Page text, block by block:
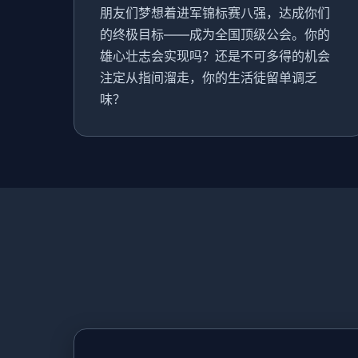
朋友们梦想着进军锦标赛八强，达成你们
的终极目标——成为全国顶级公会。你的
雄心壮志会实现吗？还是不可多得的机会
注定从指间溜走，你的生活徒留单调乏
味？